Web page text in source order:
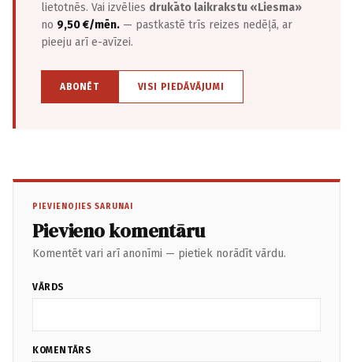
lietotnēs. Vai izvēlies drukāto laikrakstu «Liesma»
no 9,50 €/mēn. — pastkastē trīs reizes nedēļā, ar
pieeju arī e-avīzei.
ABONĒT VISI PIEDĀVĀJUMI
PIEVIENOJIES SARUNAI
Pievieno komentāru
Komentēt vari arī anonīmi — pietiek norādīt vārdu.
VĀRDS
KOMENTĀRS